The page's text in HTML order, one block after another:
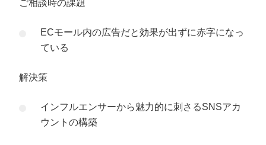
ご相談時の課題
ECモール内の広告だと効果が出ずに赤字になっ
ている
解決策
インフルエンサーから魅力的に刺さるSNSアカ
ウントの構築